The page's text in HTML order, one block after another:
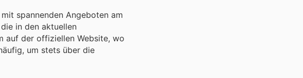
spannenden Angeboten am
in den aktuellen
auf der offiziellen Website, wo
um stets über die